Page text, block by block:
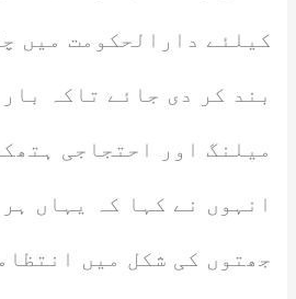
کیلئے دارالحکومت میں
بند کر دی جائے تاکہ
میلنگ اور احتجاجی
انہوں نے کہا کہ یہاں
جھتوں کی شکل میں